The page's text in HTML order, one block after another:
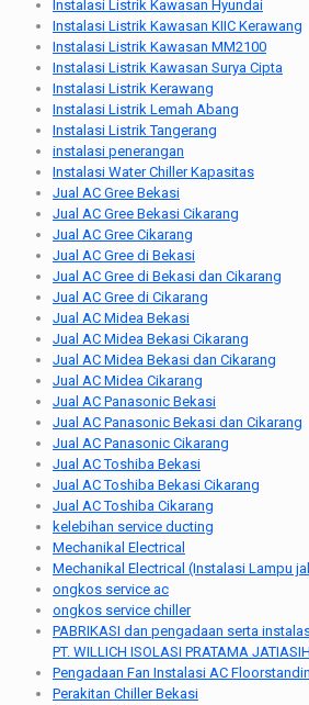
Instalasi Listrik Kawasan Hyundai
Instalasi Listrik Kawasan KIIC Kerawang
Instalasi Listrik Kawasan MM2100
Instalasi Listrik Kawasan Surya Cipta
Instalasi Listrik Kerawang
Instalasi Listrik Lemah Abang
Instalasi Listrik Tangerang
instalasi penerangan
Instalasi Water Chiller Kapasitas
Jual AC Gree Bekasi
Jual AC Gree Bekasi Cikarang
Jual AC Gree Cikarang
Jual AC Gree di Bekasi
Jual AC Gree di Bekasi dan Cikarang
Jual AC Gree di Cikarang
Jual AC Midea Bekasi
Jual AC Midea Bekasi Cikarang
Jual AC Midea Bekasi dan Cikarang
Jual AC Midea Cikarang
Jual AC Panasonic Bekasi
Jual AC Panasonic Bekasi dan Cikarang
Jual AC Panasonic Cikarang
Jual AC Toshiba Bekasi
Jual AC Toshiba Bekasi Cikarang
Jual AC Toshiba Cikarang
kelebihan service ducting
Mechanikal Electrical
Mechanikal Electrical (Instalasi Lampu
ongkos service ac
ongkos service chiller
PABRIKASI dan pengadaan serta
PT. WILLICH ISOLASI PRATAMA
Pengadaan Fan Instalasi AC
Perakitan Chiller Bekasi